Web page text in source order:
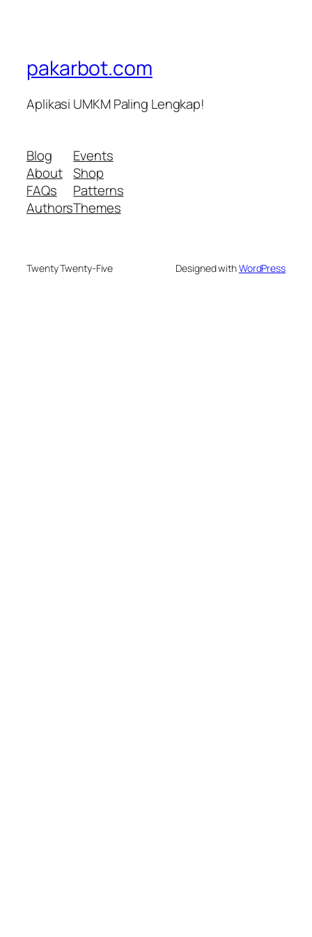
pakarbot.com
Aplikasi UMKM Paling Lengkap!
Blog
About
FAQs
Authors
Events
Shop
Patterns
Themes
Twenty Twenty-Five Designed withWordPress